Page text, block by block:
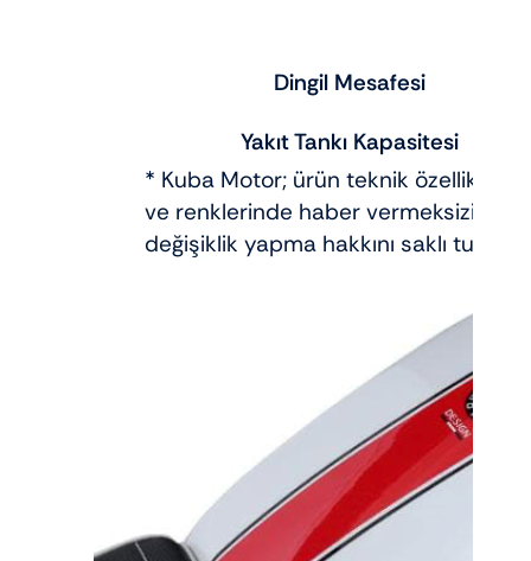
Dingil Mesafesi
Yakıt Tankı Kapasitesi
* Kuba Motor; ürün teknik
ve renklerinde haber vermeksizin
değişiklik yapma hakkını saklı tutar.